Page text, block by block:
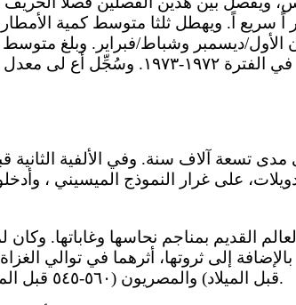
بين كانون الأول/ديسمبر وشباط/فبراير.
على غرار النموذج الميسيني ، وأدخلوا
قبل الميلاد) والمصريون (٥٦٠-٥٤٥ قبل الميلاد) والفرس (٥٤٥-٣٣٢ قب ل الميلاد).